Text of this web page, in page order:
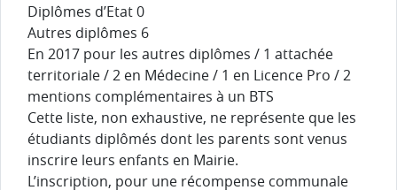
Diplômes d’Etat 0
Autres diplômes 6
En 2017 pour les autres diplômes / 1 attachée
territoriale / 2 en Médecine / 1 en Licence Pro / 2
mentions complémentaires à un BTS
Cette liste, non exhaustive, ne représente que les
étudiants diplômés dont les parents sont venus
inscrire leurs enfants en Mairie.
L’inscription, pour une récompense communale